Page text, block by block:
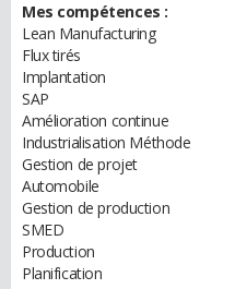
Mes compétences :
Lean Manufacturing
Flux tirés
Implantation
SAP
Amélioration continue
Industrialisation Méthode
Gestion de projet
Automobile
Gestion de production
SMED
Production
Planification